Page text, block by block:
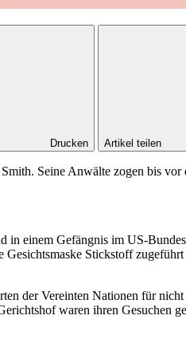
Drucken Artikel teilen
Seine Anwälte zogen bis
einem Gefängnis im US-
Stickstoff
der Vereinten Nationen für
waren ihren Gesuchen